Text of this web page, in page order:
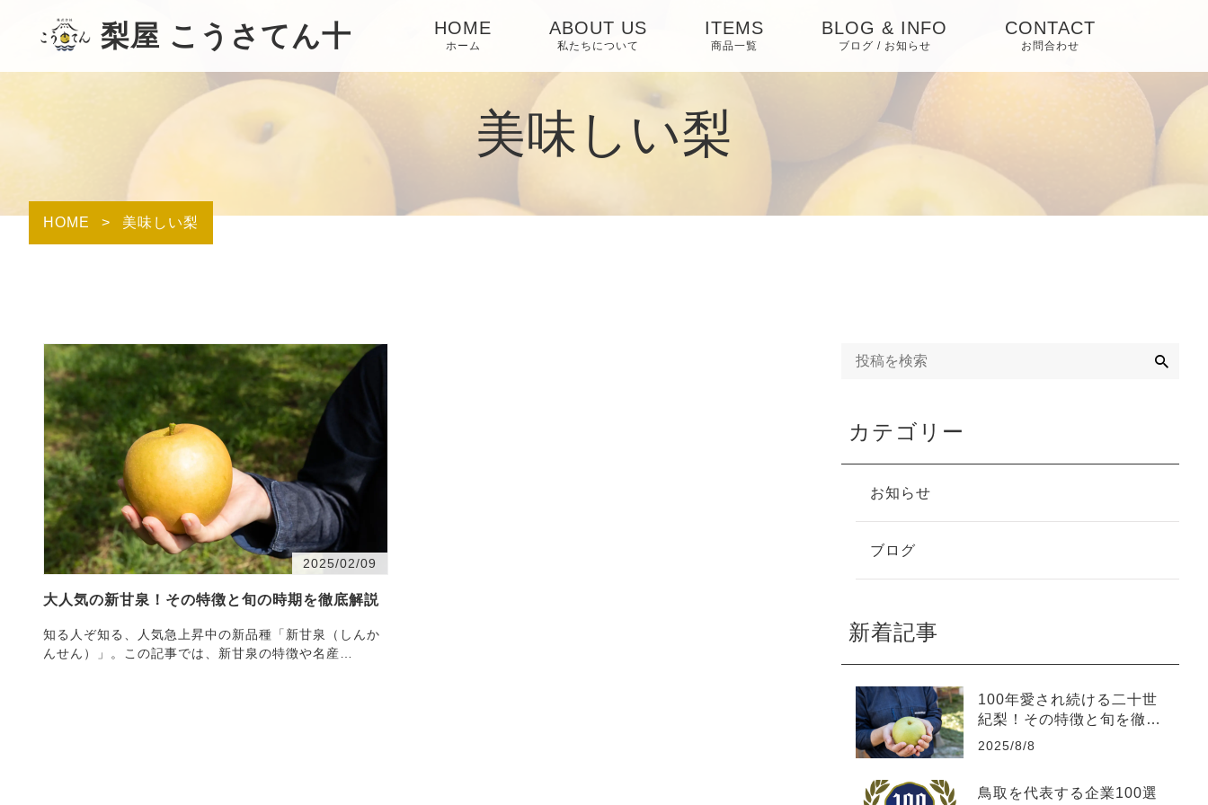
梨屋 こうさてん十 HOME
ホーム
ABOUT US
私たちについて
ITEMS
商品一覧
BLOG & INFO
ブログ / お知らせ
CONTACT
お問合わせ
美味しい梨
HOME > 美味しい梨
2025/02/09
大人気の新甘泉！その特徴と旬の時期を徹底解説
知る人ぞ知る、人気急上昇中の新品種「新甘泉（しんか
んせん）」。この記事では、新甘泉の特徴や名産
カテゴリー
お知らせ
ブログ
新着記事
100年愛され続ける二十世
紀梨！その特徴と旬を徹底
解説！
2025/8/8
鳥取を代表する企業100選